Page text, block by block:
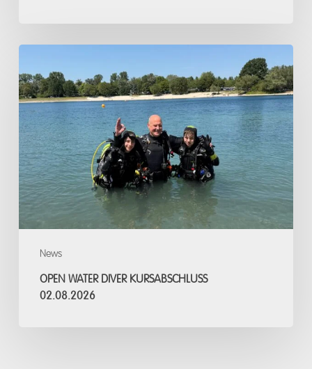
News
Water
Diver
Kursabschluss
02.08.2026
OPEN WATER DIVER KURSABSCHLUSS
02.08.2026